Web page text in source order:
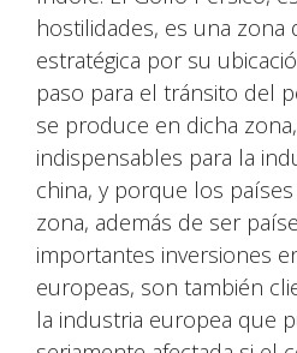
hostilidades, es una zona
estratégica por su
paso para el tránsito del
se produce en dicha
indispensables para la
china, y porque los
zona, además de ser
importantes inversiones
europeas, son también
la industria europea que